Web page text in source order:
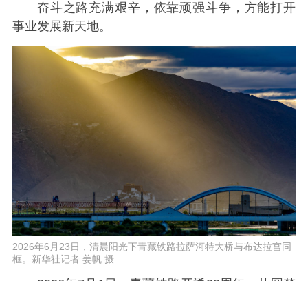
奋斗之路充满艰辛，依靠顽强斗争，方能打开
事业发展新天地。
2026年6月23日，清晨阳光下青藏铁路拉萨河特大桥与布达拉宫同
框。新华社记者 姜帆 摄